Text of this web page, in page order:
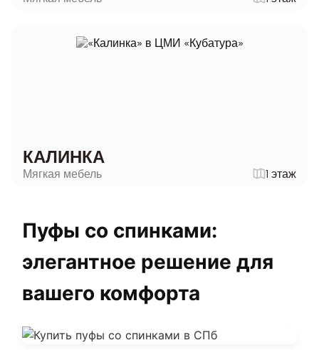
КАЛИНКА
Мягкая мебель 1 этаж
Пуфы со спинками:
элегантное решение для
вашего комфорта